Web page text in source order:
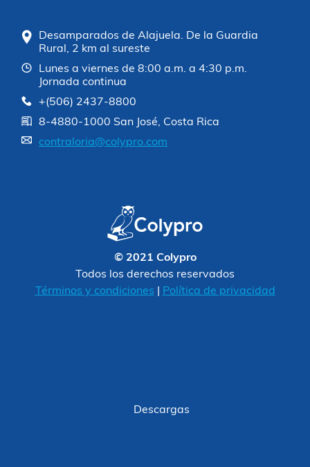
Desamparados de Alajuela. De la Guardia
Rural, 2 km al sureste
Lunes a viernes de 8:00 a.m. a 4:30 p.m.
Jornada continua
+(506) 2437-8800
8-4880-1000 San José, Costa Rica
contraloria@colypro.com
© 2021 Colypro
Todos los derechos reservados
Términos y condiciones
Política de privacidad
Descargas